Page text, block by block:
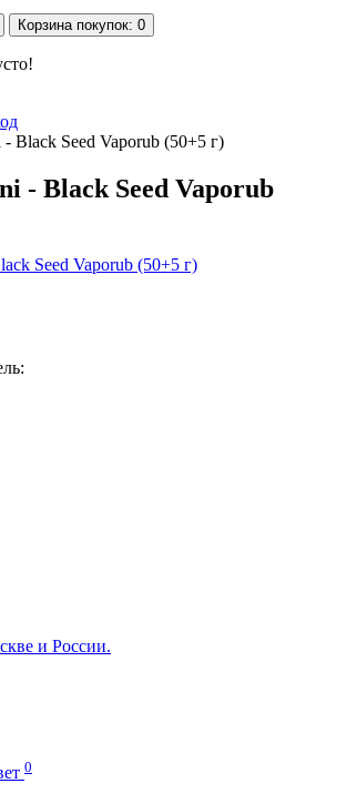
Корзина покупок: 0
Black Seed Vaporub (50+5 г)
- Black Seed Vaporub
и России.
0